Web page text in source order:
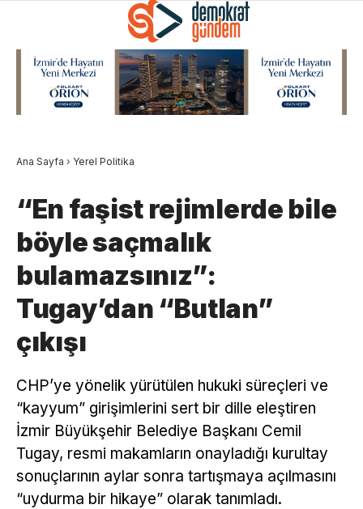
Ana Sayfa › Yerel Politika
“En faşist rejimlerde bile
böyle saçmalık
bulamazsınız”:
Tugay’dan “Butlan”
çıkışı
CHP’ye yönelik yürütülen hukuki süreçleri ve
“kayyum” girişimlerini sert bir dille eleştiren
İzmir Büyükşehir Belediye Başkanı Cemil
Tugay, resmi makamların onayladığı kurultay
sonuçlarının aylar sonra tartışmaya açılmasını
“uydurma bir hikaye” olarak tanımladı.